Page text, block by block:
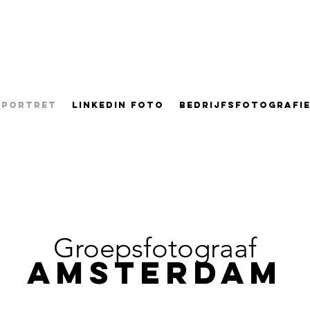
Groepsfotograaf
Amsterdam
PORTRET LINKEDIN FOTO BEDRIJFSFOTOGRAFIE